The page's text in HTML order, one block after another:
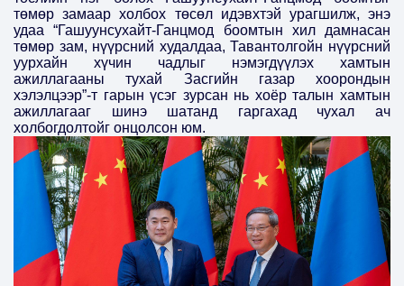
төмөр замаар холбох төсөл идэвхтэй урагшилж, энэ
удаа “Гашуунсухайт-Ганцмод боомтын хил дамнасан
төмөр зам, нүүрсний худалдаа, Тавантолгойн нүүрсний
уурхайн хүчин чадлыг нэмэгдүүлэх хамтын
ажиллагааны тухай Засгийн газар хоорондын
хэлэлцээр”-т гарын үсэг зурсан нь хоёр талын хамтын
ажиллагааг шинэ шатанд гаргахад чухал ач
холбогдолтойг онцолсон юм.